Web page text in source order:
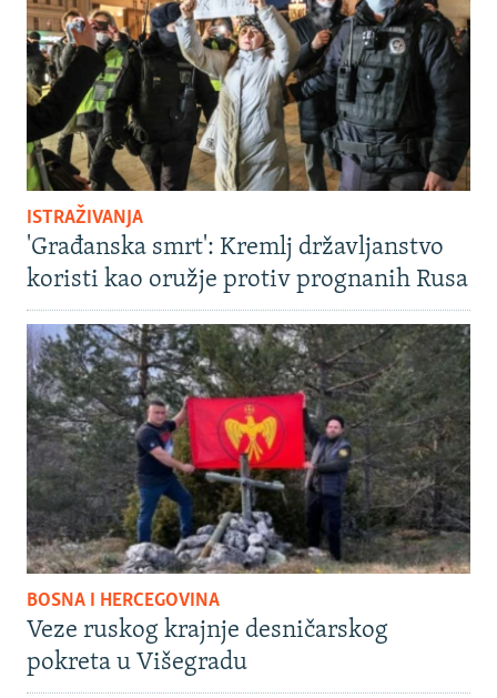
ISTRAŽIVANJA
'Građanska smrt': Kremlj državljanstvo
koristi kao oružje protiv prognanih Rusa
BOSNA I HERCEGOVINA
Veze ruskog krajnje desničarskog
pokreta u Višegradu